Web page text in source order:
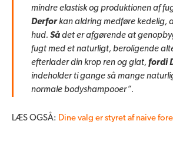
mindre elastisk og produktionen af
Derforkan aldring medføre kedelig,
hud. Så det er afgørende at
fugt med et naturligt, beroligende
efterlader din krop ren og glat, fordi
indeholder ti gange så mange
normale bodyshampooer”.
LÆS OGSÅ: Dine valg er styret af naive